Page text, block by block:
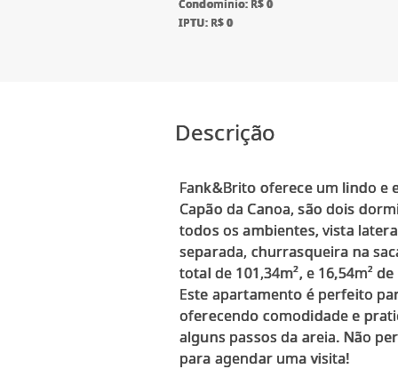
Condomínio: R$ 0
IPTU: R$ 0
Descrição
Fank&Brito oferece um lindo e
Capão da Canoa, são dois
todos os ambientes, vista
separada, churrasqueira na
total de 101,34m², e 16,54m²
Este apartamento é perfeito
oferecendo comodidade e
alguns passos da areia. Não